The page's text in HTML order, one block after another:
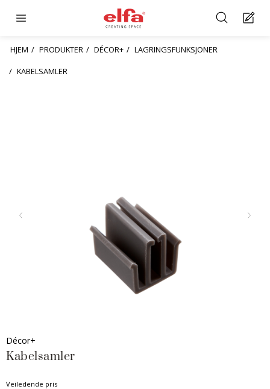
HJEM PRODUKTER DÉCOR+
LAGRINGSFUNKSJONER
KABELSAMLER
Décor+
Kabelsamler
Veiledende pris